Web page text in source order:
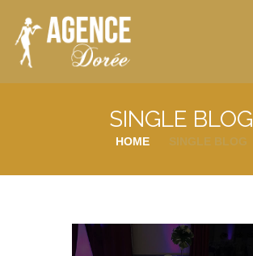
Qui sommes-nous ?
Nos services
SINGLE BLOG
HOME SINGLE BLOG